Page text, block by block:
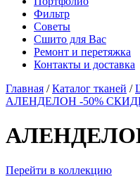
Фильтр
Советы
Сшито для Вас
Ремонт и перетяжка
Контакты и доставка
Главная / Каталог тканей /
АЛЕНДЕЛОН -50%
Перейти в коллекцию